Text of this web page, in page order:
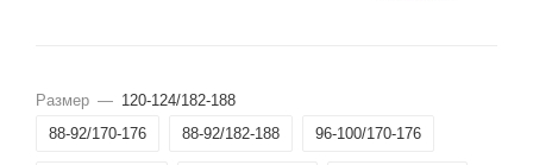
Размер — 120-124/182-188
88-92/170-176
88-92/182-188 96-100/170-176